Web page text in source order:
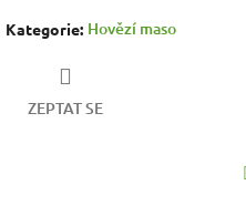
Kategorie: Hovězí maso
ZEPTAT SE